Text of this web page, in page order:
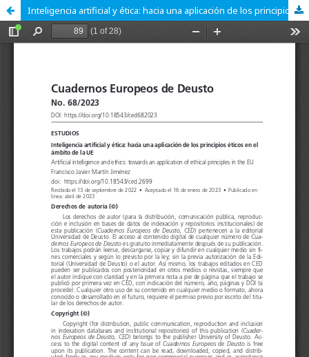
Inteligencia artificial y ética: hacia una aplicación de los principios éticos en el ámbito de la UE